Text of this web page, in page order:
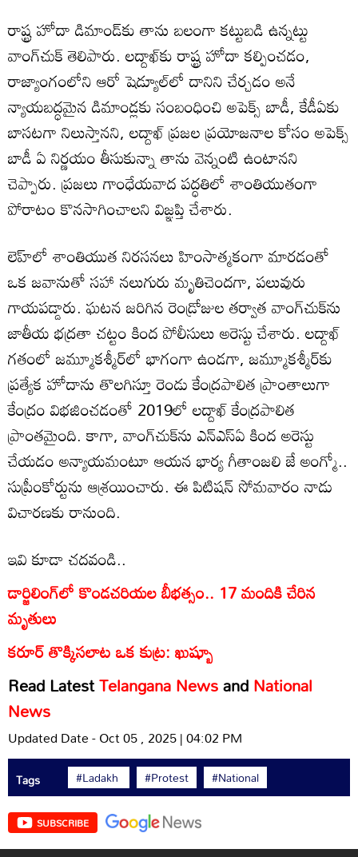
రాష్ట్ర హోదా డిమాండ్‌కు తాను బలంగా కట్టుబడి ఉన్నట్టు
వాంగ్‌చుక్ తెలిపారు. లద్దాఖ్‌కు రాష్ట్ర హోదా కల్పించడం,
రాజ్యాంగంలోని ఆరో షెడ్యూల్‌లో దానిని చేర్చడం అనే
న్యాయబద్ధమైన డిమాండ్లకు సంబంధించి అపెక్స్ బాడీ, కేడీఏకు
బాసటగా నిలుస్తానని, లద్దాఖ్ ప్రజల ప్రయోజనాల కోసం అపెక్స్
బాడీ ఏ నిర్ణయం తీసుకున్నా తాను వెన్నంటి ఉంటానని
చెప్పారు. ప్రజలు గాంధేయవాద పద్ధతిలో శాంతియుతంగా
పోరాటం కొనసాగించాలని విజ్ఞప్తి చేశారు.
లెహ్‌లో శాంతియుత నిరసనలు హింసాత్మకంగా మారడంతో
ఒక జవానుతో సహా నలుగురు మృతిచెందగా, పలువురు
గాయపడ్డారు. ఘటన జరిగిన రెండ్రోజుల తర్వాత వాంగ్‌చుక్‌ను
జాతీయ భద్రతా చట్టం కింద పోలీసులు అరెస్టు చేశారు. లద్దాఖ్
గతంలో జమ్మూకశ్మీర్‌లో భాగంగా ఉండగా, జమ్మూకశ్మీర్‌కు
ప్రత్యేక హోదాను తొలగిస్తూ రెండు కేంద్రపాలిత ప్రాంతాలుగా
కేంద్రం విభజించడంతో 2019లో లద్దాఖ్ కేంద్రపాలిత
ప్రాంతమైంది. కాగా, వాంగ్‌చుక్‌ను ఎన్ఎస్ఏ కింద అరెస్టు
చేయడం అన్యాయమంటూ ఆయన భార్య గీతాంజలి జే అంగ్మో..
సుప్రీంకోర్టును ఆశ్రయించారు. ఈ పిటిషన్ సోమవారం నాడు
విచారణకు రానుంది.
ఇవి కూడా చదవండి..
డార్జిలింగ్‌లో కొండచరియల బీభత్సం.. 17 మందికి చేరిన
మృతులు
కరూర్ తొక్కిసలాట ఒక కుట్ర: ఖుష్బూ
Read LatestTelangana NewsandNational
News
Updated Date - Oct 05 , 2025 | 04:02 PM
Tags #Ladakh #Protest #National
SUBSCRIBE